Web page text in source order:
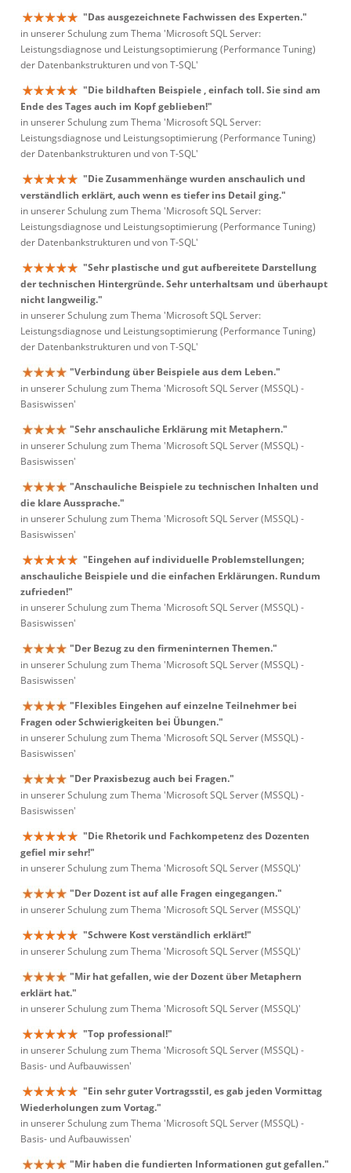
"Das ausgezeichnete Fachwissen des Experten."
in unserer Schulung zum Thema 'Microsoft SQL Server:
Leistungsdiagnose und Leistungsoptimierung (Performance Tuning)
der Datenbankstrukturen und von T-SQL'
"Die bildhaften Beispiele , einfach toll. Sie sind am
Ende des Tages auch im Kopf geblieben!"
in unserer Schulung zum Thema 'Microsoft SQL Server:
Leistungsdiagnose und Leistungsoptimierung (Performance Tuning)
der Datenbankstrukturen und von T-SQL'
"Die Zusammenhänge wurden anschaulich und
verständlich erklärt, auch wenn es tiefer ins Detail ging."
in unserer Schulung zum Thema 'Microsoft SQL Server:
Leistungsdiagnose und Leistungsoptimierung (Performance Tuning)
der Datenbankstrukturen und von T-SQL'
"Sehr plastische und gut aufbereitete Darstellung
der technischen Hintergründe. Sehr unterhaltsam und überhaupt
nicht langweilig."
in unserer Schulung zum Thema 'Microsoft SQL Server:
Leistungsdiagnose und Leistungsoptimierung (Performance Tuning)
der Datenbankstrukturen und von T-SQL'
"Verbindung über Beispiele aus dem Leben."
in unserer Schulung zum Thema 'Microsoft SQL Server (MSSQL) -
Basiswissen'
"Sehr anschauliche Erklärung mit Metaphern."
in unserer Schulung zum Thema 'Microsoft SQL Server (MSSQL) -
Basiswissen'
"Anschauliche Beispiele zu technischen Inhalten und
die klare Aussprache."
in unserer Schulung zum Thema 'Microsoft SQL Server (MSSQL) -
Basiswissen'
"Eingehen auf individuelle Problemstellungen;
anschauliche Beispiele und die einfachen Erklärungen. Rundum
zufrieden!"
in unserer Schulung zum Thema 'Microsoft SQL Server (MSSQL) -
Basiswissen'
"Der Bezug zu den firmeninternen Themen."
in unserer Schulung zum Thema 'Microsoft SQL Server (MSSQL) -
Basiswissen'
"Flexibles Eingehen auf einzelne Teilnehmer bei
Fragen oder Schwierigkeiten bei Übungen."
in unserer Schulung zum Thema 'Microsoft SQL Server (MSSQL) -
Basiswissen'
"Der Praxisbezug auch bei Fragen."
in unserer Schulung zum Thema 'Microsoft SQL Server (MSSQL) -
Basiswissen'
"Die Rhetorik und Fachkompetenz des Dozenten
gefiel mir sehr!"
in unserer Schulung zum Thema 'Microsoft SQL Server (MSSQL)'
"Der Dozent ist auf alle Fragen eingegangen."
in unserer Schulung zum Thema 'Microsoft SQL Server (MSSQL)'
"Schwere Kost verständlich erklärt!"
in unserer Schulung zum Thema 'Microsoft SQL Server (MSSQL)'
"Mir hat gefallen, wie der Dozent über Metaphern
erklärt hat."
in unserer Schulung zum Thema 'Microsoft SQL Server (MSSQL)'
"Top professional!"
in unserer Schulung zum Thema 'Microsoft SQL Server (MSSQL) -
Basis- und Aufbauwissen'
"Ein sehr guter Vortragsstil, es gab jeden Vormittag
Wiederholungen zum Vortag."
in unserer Schulung zum Thema 'Microsoft SQL Server (MSSQL) -
Basis- und Aufbauwissen'
"Mir haben die fundierten Informationen gut gefallen."